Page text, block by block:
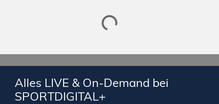
Lade SPORTDIGITAL+ Mediathek
Alles LIVE & On-Demand bei
SPORTDIGITAL+